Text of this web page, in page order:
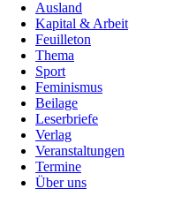
Ausland
Kapital & Arbeit
Feuilleton
Thema
Sport
Feminismus
Beilage
Leserbriefe
Verlag
Veranstaltungen
Termine
Über uns